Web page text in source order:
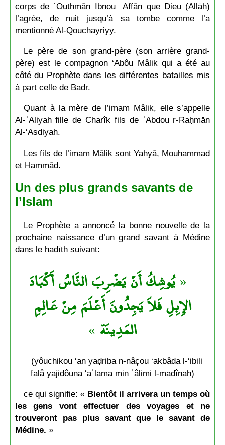
corps de ʿOuthmân Ibnou ʿAffân que Dieu (Allāh)
l’agrée, de nuit jusqu’à sa tombe comme l’a
mentionné Al-Qouchayriyy.
Le père de son grand-père (son arrière grand-
père) est le compagnon ‘Abôu Mâlik qui a été au
côté du Prophète dans les différentes batailles mis
à part celle de Badr.
Quant à la mère de l’imam Mâlik, elle s’appelle
Al-ʿAliyah fille de Charîk fils de ʿAbdou r-Raḥmān
Al-‘Asdiyah.
Les fils de l’imam Mâlik sont Yaḥyâ, Mouḥammad
et Hammâd.
Un des plus grands savants de
l’Islam
Le Prophète a annoncé la bonne nouvelle de la
prochaine naissance d’un grand savant à Médine
dans le ḥadīth suivant:
«يُوشِكُ أَنْ يَضْرِبَ النَّاسُ أَكْبَادَ
الإِبِلِ فَلاَ يَجِدُونَ أَعْلَمَ مِنْ عَالِمِ
المَدِينَة»
(yôuchikou ‘an yaḍriba n-nâçou ‘akbâda l-‘ibili
falâ yajidôuna ‘aʿlama min ʿâlimi l-madînah)
ce qui signifie: « Bientôt il arrivera un temps où
les gens vont effectuer des voyages et ne
trouveront pas plus savant que le savant de
Médine. »